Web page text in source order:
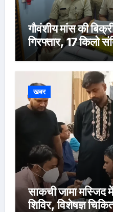
गौवंशीय मांस की
गिरफ्तार, 17 किलो
खबर
साकची जामा मस्जिद
शिविर, विशेषज्ञ